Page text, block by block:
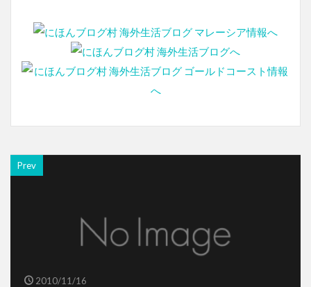
Prev
2010/11/16